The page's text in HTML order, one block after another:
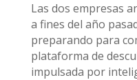
Las dos empresas
a fines del año
preparando para
plataforma de
impulsada por